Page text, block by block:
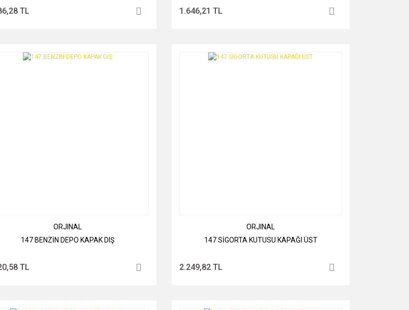
TL 1.646,21 TL
ORJINAL
147 BENZİN DEPO KAPAK DIŞ
TL
ORJINAL
147 SİGORTA KUTUSU KAPAĞI ÜST
2.249,82 TL